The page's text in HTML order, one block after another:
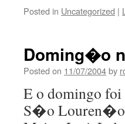
Posted in Uncategorized |
Doming�o
Posted on 11/07/2004by
E o domingo foi
S�o Louren�o